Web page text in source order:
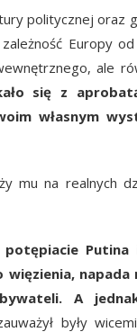
politycznej oraz
Europy
ale
się z
własnym
mu na realnych
A
były